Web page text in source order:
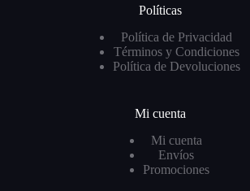
Políticas
Política de Privacidad
Términos y Condiciones
Política de Devoluciones
Mi cuenta
Mi cuenta
Envíos
Promociones